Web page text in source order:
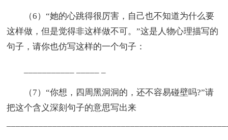
（6）“她的心跳得很厉害，自己也不知道为什么要
这样做，但是觉得非这样做不可。”这是人物心理描写的
句子，请你也仿写这样的一个句子：
（7）“你想，四周黑洞洞的，还不容易碰壁吗?”请
把这个含义深刻句子的意思写出来